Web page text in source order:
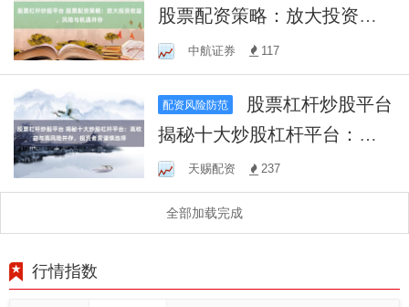
股票配资策略：放大投资收
益，风险与机遇并存
中航证券 117
配资风险防范
揭秘十大炒股杠杆平台：高
收益与高风险并存，投资者
需谨慎选择
天赐配资 237
全部加载完成
行情指数